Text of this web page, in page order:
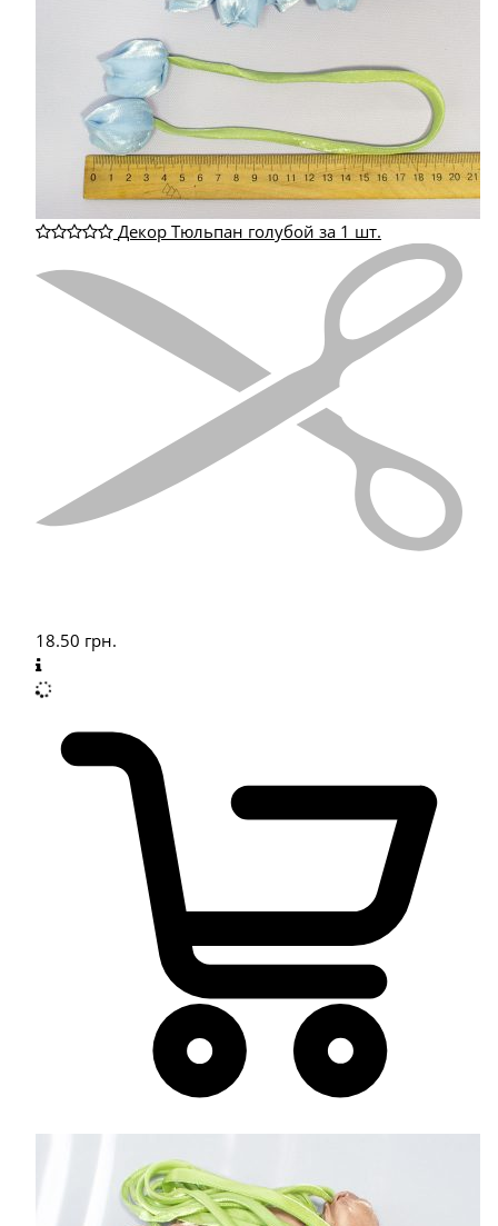
Декор Тюльпан голубой за 1 шт.
18.50 грн.